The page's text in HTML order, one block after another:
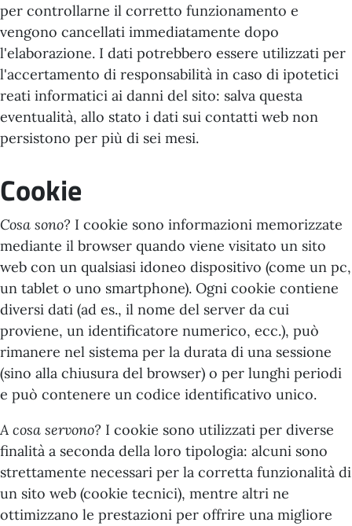
per controllarne il corretto funzionamento e
vengono cancellati immediatamente dopo
l'elaborazione. I dati potrebbero essere utilizzati per
l'accertamento di responsabilità in caso di ipotetici
reati informatici ai danni del sito: salva questa
eventualità, allo stato i dati sui contatti web non
persistono per più di sei mesi.
Cookie
Cosa sono? I cookie sono informazioni memorizzate
mediante il browser quando viene visitato un sito
web con un qualsiasi idoneo dispositivo (come un pc,
un tablet o uno smartphone). Ogni cookie contiene
diversi dati (ad es., il nome del server da cui
proviene, un identificatore numerico, ecc.), può
rimanere nel sistema per la durata di una sessione
(sino alla chiusura del browser) o per lunghi periodi
e può contenere un codice identificativo unico.
A cosa servono? I cookie sono utilizzati per diverse
finalità a seconda della loro tipologia: alcuni sono
strettamente necessari per la corretta funzionalità di
un sito web (cookie tecnici), mentre altri ne
ottimizzano le prestazioni per offrire una migliore